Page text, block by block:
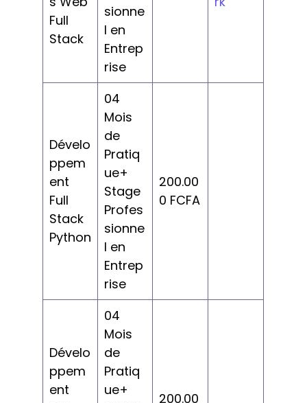
Full
Stack
sionne
l en
Entrep
rise
Dévelo
ppem
ent
Full
Stack
Python
04
Mois
de
Pratiq
ue+
Stage
Profes
sionne
l en
Entrep
rise
200.00
0 FCFA
Dévelo
ppem
ent
04
Mois
de
Pratiq
ue+
200.00